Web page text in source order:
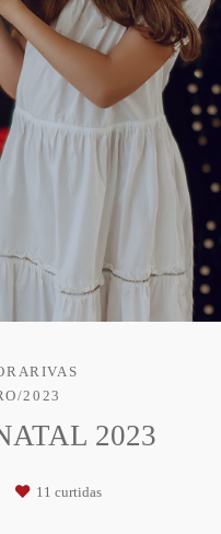
2023
2023
11 curtidas